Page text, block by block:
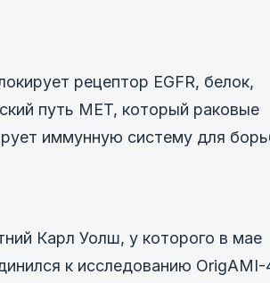
рецептор EGFR, белок,
путь MET, который раковые
иммунную систему для
Карл Уолш, у которого в мае
к исследованию OrigAMI-